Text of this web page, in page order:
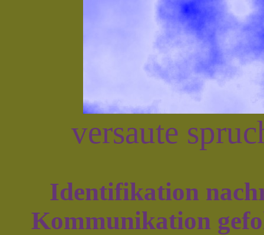
versaute
Identifikation
Kommunikation